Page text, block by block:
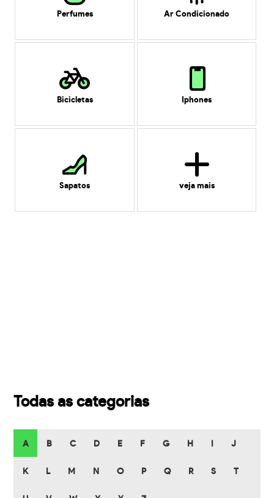
Perfumes Ar Condicionado
Bicicletas Iphones
Sapatos veja mais
Todas as categorias
A B C D E F G H J
K L M N O P Q R S T